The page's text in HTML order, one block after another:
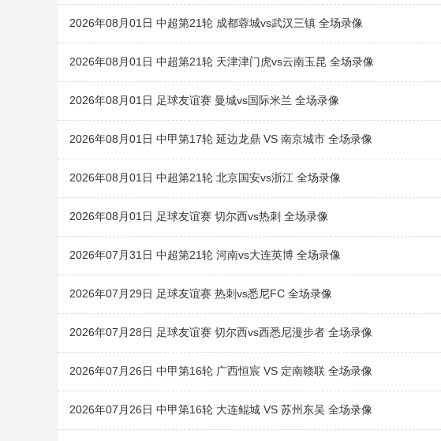
2026年08月01日 中超第21轮 成都蓉城vs武汉三镇 全场录像
2026年08月01日 中超第21轮 天津津门虎vs云南玉昆 全场录像
2026年08月01日 足球友谊赛 曼城vs国际米兰 全场录像
2026年08月01日 中甲第17轮 延边龙鼎 VS 南京城市 全场录像
2026年08月01日 中超第21轮 北京国安vs浙江 全场录像
2026年08月01日 足球友谊赛 切尔西vs热刺 全场录像
2026年07月31日 中超第21轮 河南vs大连英博 全场录像
2026年07月29日 足球友谊赛 热刺vs悉尼FC 全场录像
2026年07月28日 足球友谊赛 切尔西vs西悉尼漫步者 全场录像
2026年07月26日 中甲第16轮 广西恒宸 VS 定南赣联 全场录像
2026年07月26日 中甲第16轮 大连鲲城 VS 苏州东吴 全场录像